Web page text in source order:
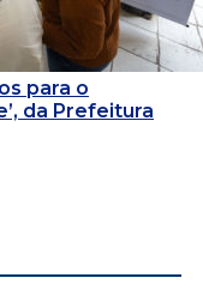
para o
da Prefeitura